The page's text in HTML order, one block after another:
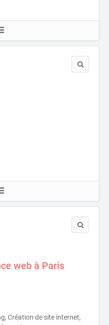
web à Paris
Création de site internet,